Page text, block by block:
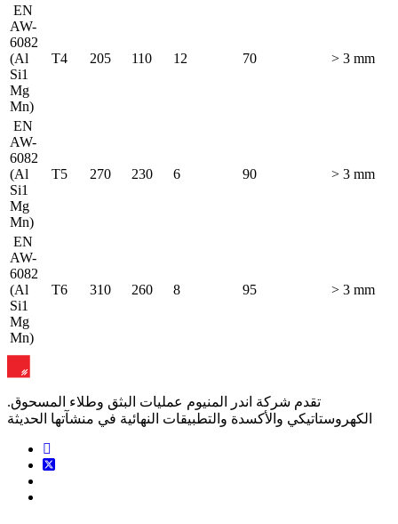
EN
AW-
6082
(Al
Si1
Mg
Mn)
T4 205 110 12 70 > 3 mm
EN
AW-
6082
(Al
Si1
Mg
Mn)
T5 270 230 6 90 > 3 mm
EN
AW-
6082
(Al
Si1
Mg
Mn)
T6 310 260 8 95 > 3 mm
.تقدم شركة اندر المنيوم عمليات البثق وطلاء المسحوق
الكهروستاتيكي والأكسدة والتطبيقات النهائية في منشآتها الحديثة